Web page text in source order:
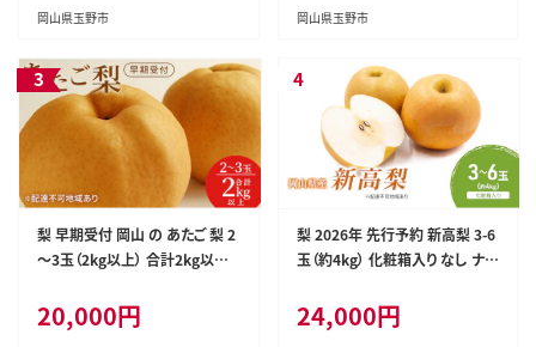
岡山県玉野市 岡山県玉野市
梨 早期受付 岡山 の あたご 梨 2
～3玉（2kg以上） 合計2kg以上
ツ 果物 ギフト桃茂実苑 あたご
梨 糖度12.5度以上 2キロ
20,000円
梨 2026年 先行予約 新高梨 3-6
玉（約4kg） 化粧箱入り なし ナシ
フト
24,000円